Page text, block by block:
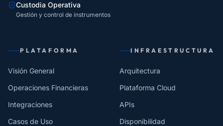
Custodia Operativa
Gestión y control de instrumentos
PLATAFORMA
Visión General
Operaciones Financieras
Integraciones
Casos de Uso
INFRAESTRUCTURA
Arquitectura
Plataforma Cloud
APIs
Disponibilidad